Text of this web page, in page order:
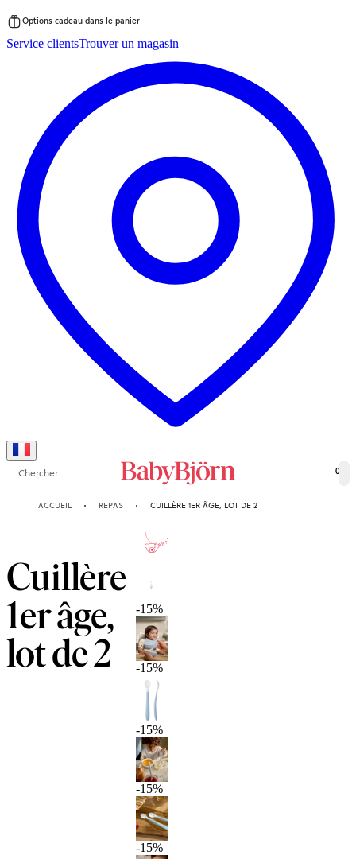
au
Options cadeau dans le panier
Service clientsTrouver un magasin
Chercher 0
ACCUEIL REPAS CUILLÈRE 1ER ÂGE, LOT DE 2
Cuillère
1er âge,
lot de 2
GARANTIE
-15%
-15%
-15%
-15%
-15%